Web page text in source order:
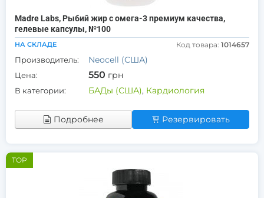
Madre Labs, Рыбий жир с омега-3 премиум качества,
гелевые капсулы, №100
НА СКЛАДЕ Код товара: 1014657
Производитель: Neocell (США)
Цена: 550 грн
В категории: БАДы (США), Кардиология
Подробнее Резервировать
TOP